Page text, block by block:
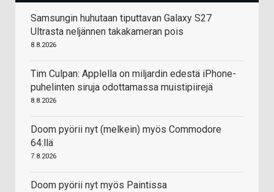
Samsungin huhutaan tiputtavan Galaxy S27
Ultrasta neljännen takakameran pois
8.8.2026
Tim Culpan: Applella on miljardin edestä iPhone-
puhelinten siruja odottamassa muistipiirejä
8.8.2026
Doom pyörii nyt (melkein) myös Commodore
64:llä
7.8.2026
Doom pyörii nyt myös Paintissa